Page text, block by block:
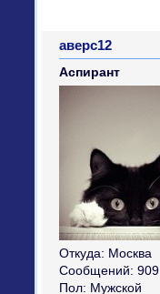
аверс12
Аспирант
Откуда: Москва
Сообщений: 909
Пол: Мужской